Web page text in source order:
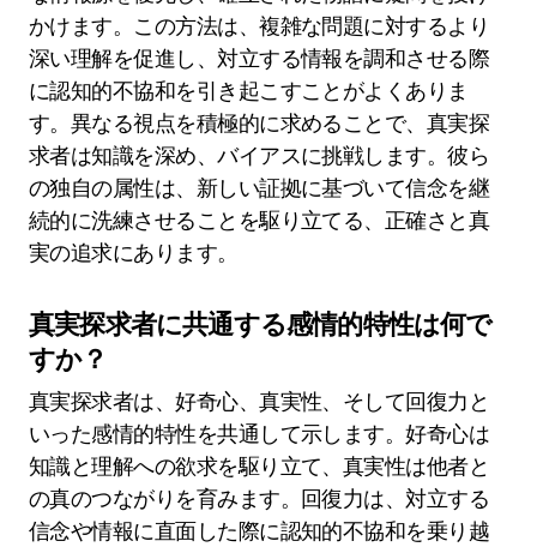
かけます。この方法は、複雑な問題に対するより
深い理解を促進し、対立する情報を調和させる際
に認知的不協和を引き起こすことがよくありま
す。異なる視点を積極的に求めることで、真実探
求者は知識を深め、バイアスに挑戦します。彼ら
の独自の属性は、新しい証拠に基づいて信念を継
続的に洗練させることを駆り立てる、正確さと真
実の追求にあります。
真実探求者に共通する感情的特性は何で
すか？
真実探求者は、好奇心、真実性、そして回復力と
いった感情的特性を共通して示します。好奇心は
知識と理解への欲求を駆り立て、真実性は他者と
の真のつながりを育みます。回復力は、対立する
信念や情報に直面した際に認知的不協和を乗り越